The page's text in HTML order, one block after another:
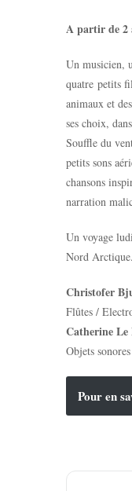
A partir de 2
Un musicien,
quatre petits
animaux et
ses choix,
Souffle du
petits sons
chansons
narration
Un voyage
Nord Arctique.
Christofer
Flûtes /
Catherine
Objets sonores
Pour en